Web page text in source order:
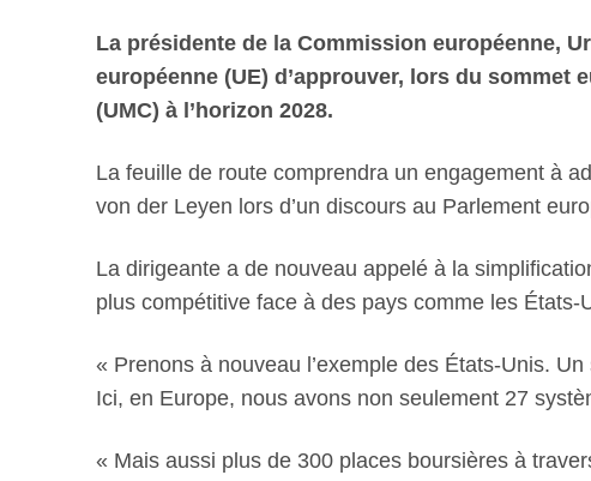
La présidente de la Commission européenne,
européenne (UE) d’approuver, lors du sommet
(UMC) à l’horizon 2028.
La feuille de route comprendra un engagement à
von der Leyen lors d’un discours au Parlement
La dirigeante a de nouveau appelé à la
plus compétitive face à des pays comme les États-
« Prenons à nouveau l’exemple des États-Unis.
Ici, en Europe, nous avons non seulement 27
« Mais aussi plus de 300 places boursières à